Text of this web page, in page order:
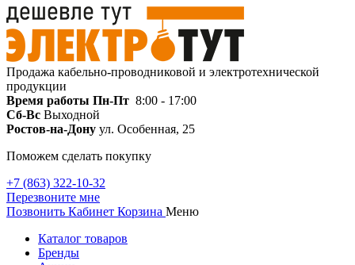
Продажа кабельно-проводниковой и электротехнической
продукции
Время работы Пн-Пт 8:00 - 17:00
Сб-Вс Выходной
Ростов-на-Дону ул. Особенная, 25
Поможем сделать покупку
+7 (863) 322-10-32
Перезвоните мне
Позвонить Кабинет Корзина Меню
Каталог товаров
Бренды